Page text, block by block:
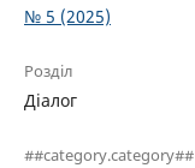
№ 5 (2025)
Розділ
Діалог
##category.category##